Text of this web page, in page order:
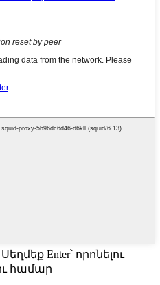
Սեղմեք Enter՝ որոնելու
համար